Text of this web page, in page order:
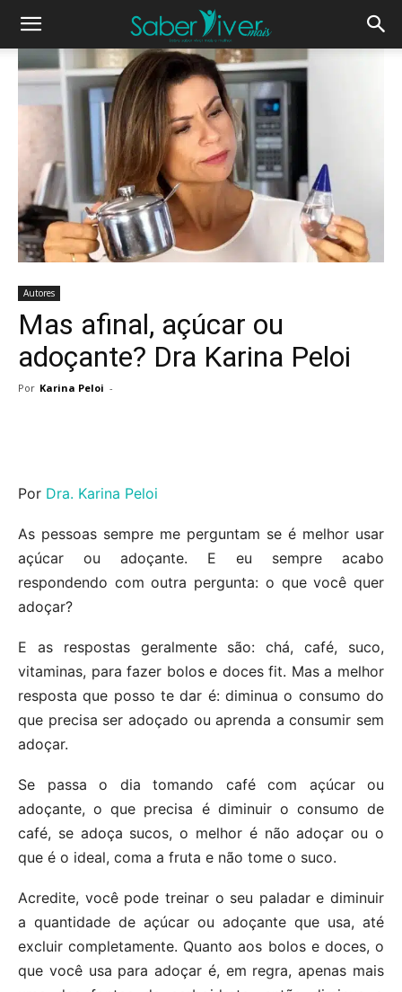
Autores
Mas afinal, açúcar ou
adoçante? Dra Karina Peloi
Por Karina Peloi -
Por Dra. Karina Peloi
As pessoas sempre me perguntam se é melhor usar
açúcar ou adoçante. E eu sempre acabo
respondendo com outra pergunta: o que você quer
adoçar?
E as respostas geralmente são: chá, café, suco,
vitaminas, para fazer bolos e doces fit. Mas a melhor
resposta que posso te dar é: diminua o consumo do
que precisa ser adoçado ou aprenda a consumir sem
adoçar.
Se passa o dia tomando café com açúcar ou
adoçante, o que precisa é diminuir o consumo de
café, se adoça sucos, o melhor é não adoçar ou o
que é o ideal, coma a fruta e não tome o suco.
Acredite, você pode treinar o seu paladar e diminuir
a quantidade de açúcar ou adoçante que usa, até
excluir completamente. Quanto aos bolos e doces, o
que você usa para adoçar é, em regra, apenas mais